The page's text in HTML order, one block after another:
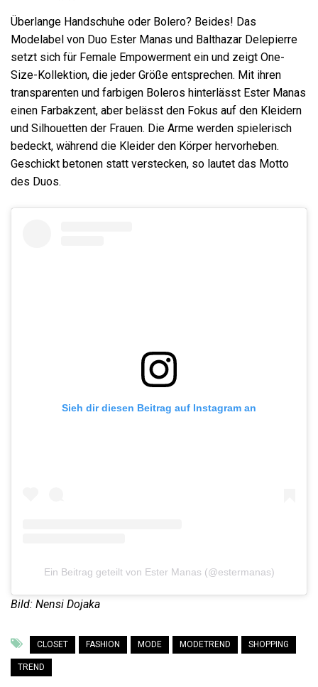
Überlange Handschuhe oder Bolero? Beides! Das
Modelabel von Duo Ester Manas und Balthazar Delepierre
setzt sich für Female Empowerment ein und zeigt One-
Size-Kollektion, die jeder Größe entsprechen. Mit ihren
transparenten und farbigen Boleros hinterlässt Ester Manas
einen Farbakzent, aber belässt den Fokus auf den Kleidern
und Silhouetten der Frauen. Die Arme werden spielerisch
bedeckt, während die Kleider den Körper hervorheben.
Geschickt betonen statt verstecken, so lautet das Motto
des Duos.
Sieh dir diesen Beitrag auf Instagram an
Ein Beitrag geteilt von Ester Manas (@estermanas)
Bild: Nensi Dojaka
CLOSET FASHION MODE MODETREND SHOPPING
TREND